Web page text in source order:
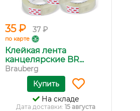
35 ₽ 37 ₽
по карте
Клейкая лента
канцелярские BR...
Brauberg
Купить
На складе
Дата доставки: 15 августа